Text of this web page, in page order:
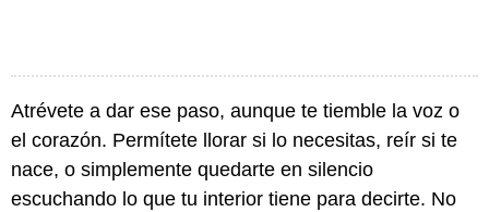
Atrévete a dar ese paso, aunque te tiemble la voz o
el corazón. Permítete llorar si lo necesitas, reír si te
nace, o simplemente quedarte en silencio
escuchando lo que tu interior tiene para decirte. No